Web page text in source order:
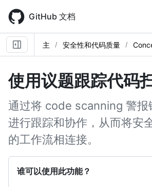
main
content
GitHub 文档
主 安全性和代码质量
使用议题跟踪代码
通过将 code scanning 警报
进行跟踪和协作，从而将安
的工作流相连接。
谁可以使用此功能？